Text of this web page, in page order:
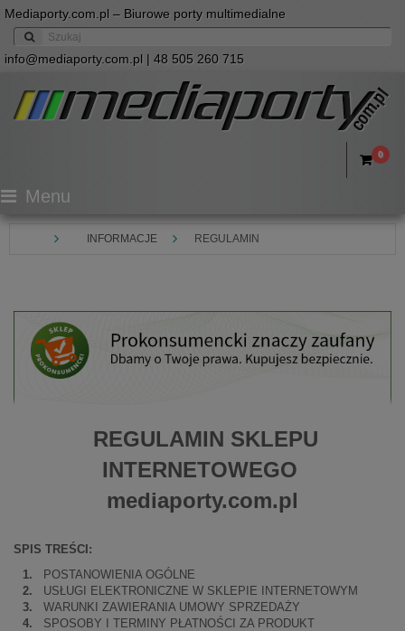
Mediaporty.com.pl – Biurowe porty multimedialne
info@mediaporty.com.pl | 48 505 260 715
0
Menu
INFORMACJE REGULAMIN
REGULAMIN SKLEPU
INTERNETOWEGO
mediaporty.com.pl
SPIS TREŚCI:
1.
POSTANOWIENIA OGÓLNE
2.
USŁUGI ELEKTRONICZNE W SKLEPIE INTERNETOWYM
3.
WARUNKI ZAWIERANIA UMOWY SPRZEDAŻY
4.
SPOSOBY I TERMINY PŁATNOŚCI ZA PRODUKT